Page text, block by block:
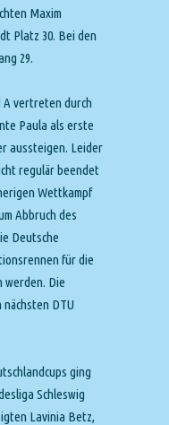
Maxim
Platz 30. Bei den
29.
A vertreten durch
Paula als erste
aussteigen. Leider
regulär beendet
Wettkampf
Abbruch des
Deutsche
für die
werden. Die
DTU
ging
Schleswig
Lavinia Betz,